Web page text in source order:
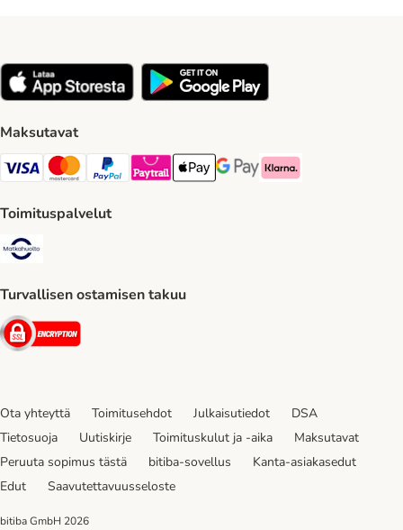
Maksutavat
VISA Payment Method
Mastercard Payment Method
Paypal Payment Method
Paytrail Payment Method
Apple Pay Payment Method
Google Pay Payment Method
Klarna Payment Method
Toimituspalvelut
Turvallisen ostamisen takuu
Security
Ota yhteyttä Toimitusehdot Julkaisutiedot
DSA
Tietosuoja
Uutiskirje Toimituskulut ja -aika
Maksutavat
Peruuta sopimus tästä
bitiba-sovellus
Kanta-asiakasedut
Edut
Saavutettavuusseloste
bitiba GmbH 2026